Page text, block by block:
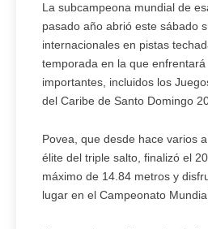
La subcampeona mundial de
pasado año abrió este sábado
internacionales en pistas
temporada en la que
importantes, incluidos los
del Caribe de Santo Domingo
Povea, que desde hace varios
élite del triple salto, finalizó el
máximo de 14.84 metros y
lugar en el Campeonato